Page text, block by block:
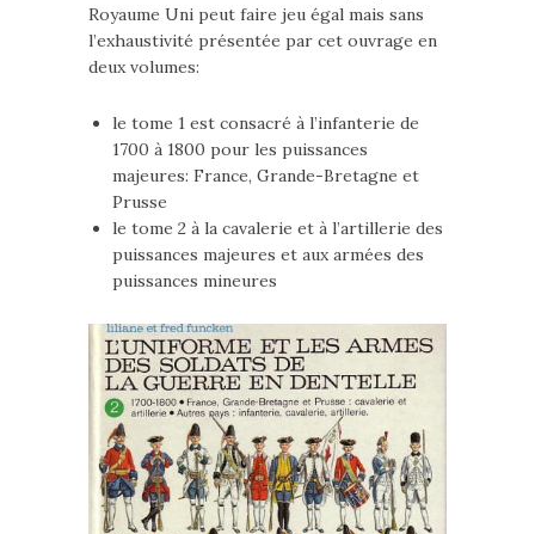
Royaume Uni peut faire jeu égal mais sans
l’exhaustivité présentée par cet ouvrage en
deux volumes:
le tome 1 est consacré à l’infanterie de
1700 à 1800 pour les puissances
majeures: France, Grande-Bretagne et
Prusse
le tome 2 à la cavalerie et à l’artillerie des
puissances majeures et aux armées des
puissances mineures